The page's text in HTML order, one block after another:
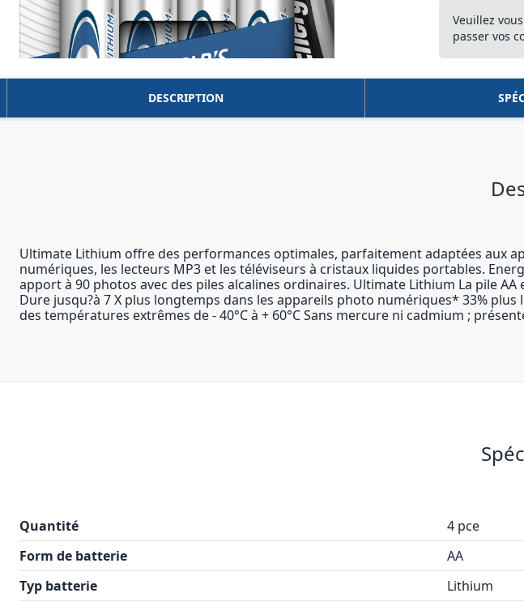
Veuillez
passer vos
DESCRIPTION
Ultimate Lithium offre des performances optimales, parfaitement adaptées aux
numériques, les lecteurs MP3 et les téléviseurs à cristaux liquides portables.
apport à 90 photos avec des piles alcalines ordinaires. Ultimate Lithium La pile
Dure jusqu?à 7 X plus longtemps dans les appareils photo numériques* 33%
des températures extrêmes de - 40°C à + 60°C Sans mercure ni cadmium ;
Quantité
4 pce
Form de batterie
AA
Typ batterie
Lithium